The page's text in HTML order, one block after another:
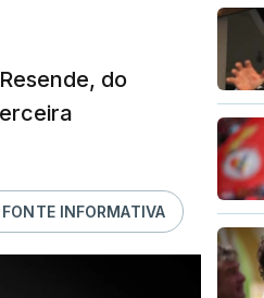
do
INFORMATIVA